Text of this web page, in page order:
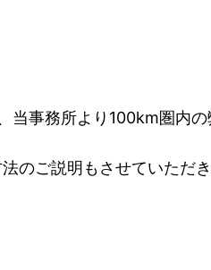
事務所より100km圏内
のご説明もさせていただき